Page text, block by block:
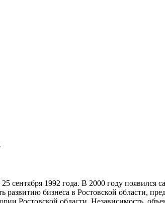
сентября 1992 года. В 2000 году появился
развитию бизнеса в Ростовской области,